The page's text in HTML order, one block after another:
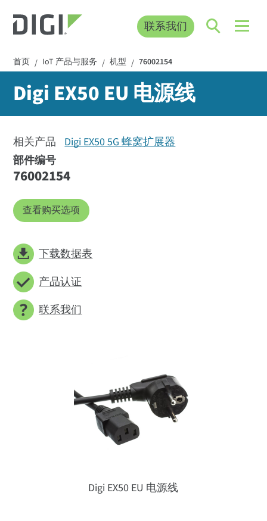
联系我们
首页 / IoT 产品与服务 / 机型 / 76002154
Digi EX50 EU 电源线
相关产品 Digi EX50 5G 蜂窝扩展器
Digi EX50 EU 电源线
部件编号
76002154
查看购买选项
下载数据表
产品认证
联系我们